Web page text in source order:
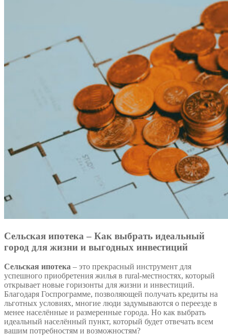
Сельская ипотека – Как выбрать идеальный
город для жизни и выгодных инвестиций
Сельская ипотека – это прекрасный инструмент для
успешного приобретения жилья в rural-местностях, который
открывает новые горизонты для жизни и инвестиций.
Благодаря Госпрограмме, позволяющей получать кредиты на
льготных условиях, многие люди задумываются о переезде в
менее населённые и размеренные города. Но как выбрать
идеальный населённый пункт, который будет отвечать всем
вашим потребностям и возможностям?